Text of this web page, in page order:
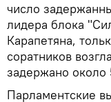
число
лидера блока
Карапетяна,
соратников
задержано около
Парламентские